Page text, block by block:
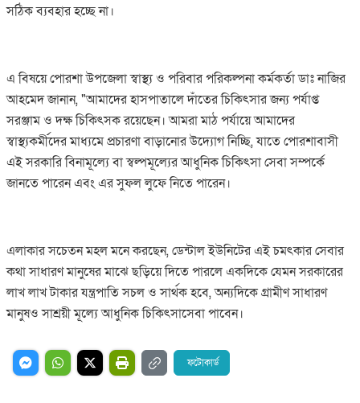
সঠিক ব্যবহার হচ্ছে না।
এ বিষয়ে পোরশা উপজেলা স্বাস্থ্য ও পরিবার পরিকল্পনা কর্মকর্তা ডাঃ নাজির
আহমেদ জানান, "আমাদের হাসপাতালে দাঁতের চিকিৎসার জন্য পর্যাপ্ত
সরঞ্জাম ও দক্ষ চিকিৎসক রয়েছেন। আমরা মাঠ পর্যায়ে আমাদের
স্বাস্থ্যকর্মীদের মাধ্যমে প্রচারণা বাড়ানোর উদ্যোগ নিচ্ছি, যাতে পোরশাবাসী
এই সরকারি বিনামূল্যে বা স্বল্পমূল্যের আধুনিক চিকিৎসা সেবা সম্পর্কে
জানতে পারেন এবং এর সুফল লুফে নিতে পারেন।
এলাকার সচেতন মহল মনে করছেন, ডেন্টাল ইউনিটের এই চমৎকার সেবার
কথা সাধারণ মানুষের মাঝে ছড়িয়ে দিতে পারলে একদিকে যেমন সরকারের
লাখ লাখ টাকার যন্ত্রপাতি সচল ও সার্থক হবে, অন্যদিকে গ্রামীণ সাধারণ
মানুষও সাশ্রয়ী মূল্যে আধুনিক চিকিৎসাসেবা পাবেন।
ফটোকার্ড